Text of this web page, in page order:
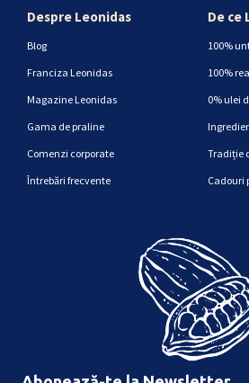
Despre Leonidas
Blog
Franciza Leonidas
Magazine Leonidas
Gama de praline
Comenzi corporate
Întrebări frecvente
De ce
100%
100%
0% ulei
Tradiție
Cadouri